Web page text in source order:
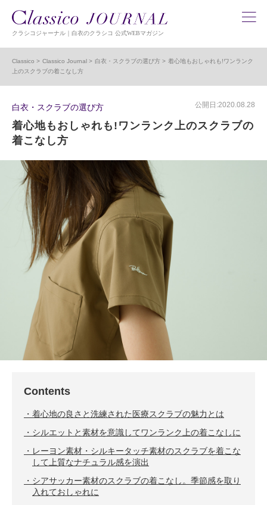
クラシコジャーナル｜白衣のクラシコ 公式WEBマガジン
Classico Classico Journal 白衣・スクラブの選び方
着心地もおしゃれも!ワンランク
上のスクラブの着こなし方
白衣・スクラブの選び方 公開日:2020.08.28
着心地もおしゃれも!ワンランク上のスクラブの
着こなし方
Contents
着心地の良さと洗練された医療スクラブの魅力とは
シルエットと素材を意識してワンランク上の着こなしに
レーヨン素材・シルキータッチ素材のスクラブを着こな
して上質なナチュラル感を演出
シアサッカー素材のスクラブの着こなし。季節感を取り
入れておしゃれに